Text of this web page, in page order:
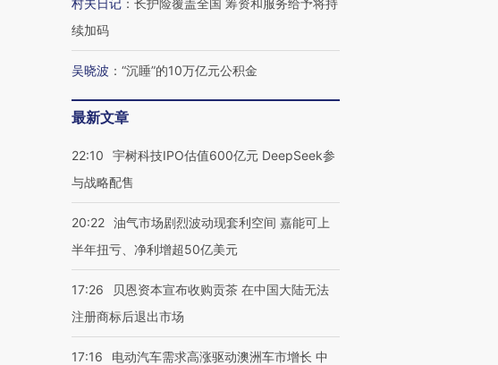
村夫日记 ： 长护险覆盖全国 筹资和服务给予将持
续加码
吴晓波 ： “沉睡”的10万亿元公积金
最新文章
22:10
宇树科技IPO估值600亿元 DeepSeek参
与战略配售
20:22 油气市场剧烈波动现套利空间 嘉能可上
半年扭亏、净利增超50亿美元
17:26
贝恩资本宣布收购贡茶 在中国大陆无法
注册商标后退出市场
17:16
电动汽车需求高涨驱动澳洲车市增长 中